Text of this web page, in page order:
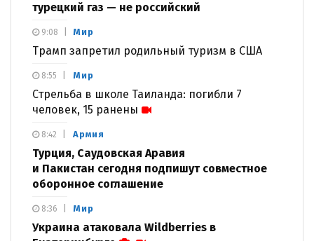
турецкий газ — не российский
Мир
Трамп запретил родильный туризм в США
9:08
Мир
Стрельба в школе Таиланда: погибли 7
человек, 15 ранены
8:55
Армия
Турция, Саудовская Аравия
и Пакистан сегодня подпишут совместное
оборонное соглашение
8:42
Мир
Украина атаковала Wildberries в
8:36